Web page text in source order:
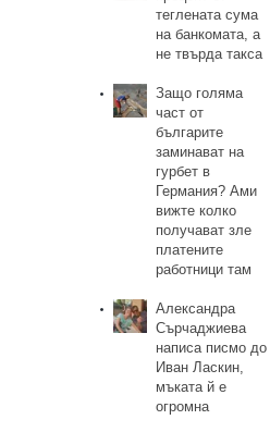
теглената сума
на банкомата, а
не твърда такса
Защо голяма
част от
българите
заминават на
гурбет в
Германия? Ами
вижте колко
получават зле
платените
работници там
Александра
Сърчаджиева
написа писмо до
Иван Ласкин,
мъката й е
огромна